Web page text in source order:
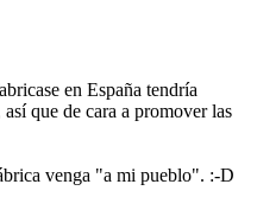
en España tendría
que de cara a promover las
venga "a mi pueblo". :-D